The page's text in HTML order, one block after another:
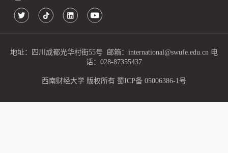
地址：四川成都光华村街55号 邮箱：international@swufe.edu.cn 电
话：028-87355437
西南财经大学 版权所有 蜀ICP备 05006386-1号